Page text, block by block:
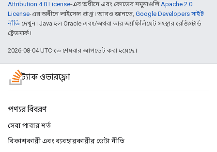
Attribution 4.0 License-এর অধীনে এবং কোডের নমুনাগুলিApache 2.0
License-এর অধীনে লাইসেন্স প্রাপ্ত। আরও জানতে, Google Developers সাইট
নীতি দেখুন। Java হল Oracle এবং/অথবা তার অ্যাফিলিয়েট সংস্থার রেজিস্টার্ড
ট্রেডমার্ক।
2026-08-04 UTC-তে শেষবার আপডেট করা হয়েছে।
স্ট্যাক ওভারফ্লো
পণ্যর বিবরণ
সেবা পাবার শর্ত
বিকাশকারী এবং ব্যবহারকারীর ডেটা নীতি